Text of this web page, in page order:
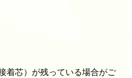
着芯）が残っている場合がご